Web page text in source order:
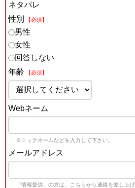
ネタパレ
性別
【必須】
男性
女性
回答しない
年齢
【必須】
Webネーム
※ニックネームなどを入力して下さい。
メールアドレス
「情報提供」の方は、こちらから連絡を差し上